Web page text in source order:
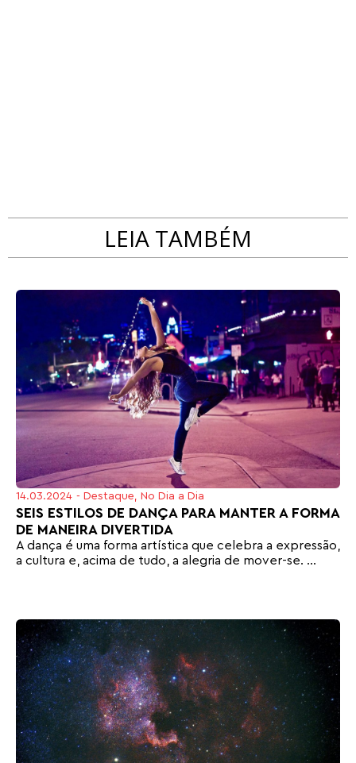
LEIA TAMBÉM
14.03.2024 - Destaque No Dia a Dia
SEIS ESTILOS DE DANÇA PARA MANTER A FORMA
DE MANEIRA DIVERTIDA
A dança é uma forma artística que celebra a expressão,
a cultura e, acima de tudo, a alegria de mover-se. ...